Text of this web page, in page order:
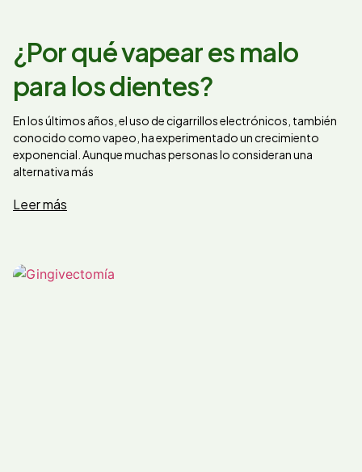
¿Por qué vapear es malo
para los dientes?
En los últimos años, el uso de cigarrillos electrónicos, también
conocido como vapeo, ha experimentado un crecimiento
exponencial. Aunque muchas personas lo consideran una
alternativa más
Leer más